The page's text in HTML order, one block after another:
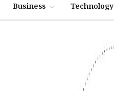
Business Technology